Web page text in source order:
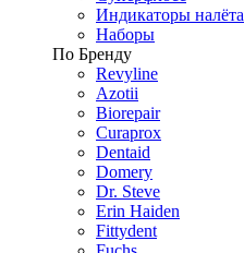
Индикаторы налёта
Наборы
По Бренду
Revyline
Azotii
Biorepair
Curaprox
Dentaid
Domery
Dr. Steve
Erin Haiden
Fittydent